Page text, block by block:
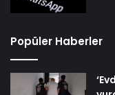
Popüler Haberler